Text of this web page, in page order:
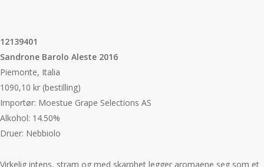
12139401
Sandrone Barolo Aleste 2016
Piemonte, Italia
1090,10 kr (bestilling)
Importør: Moestue Grape Selections AS
Alkohol: 14.50%
Druer: Nebbiolo
Virkelig intens, stram og med skarphet legger aromaene seg som et